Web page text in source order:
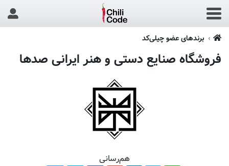
برندهای عضو چیلی‌کد
فروشگاه صنایع دستی و هنر ایرانی صدها
هم‌رسانی